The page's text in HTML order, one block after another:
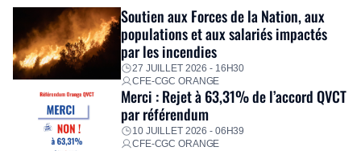
Fidèle à sa mission d’utilité sociale, le Groupe mobilise
immédiatement ses équipes afin de proposer un diagnostic
personnalisé, des aides financières pour faire face aux
premières dépenses, […]
Soutien aux Forces de la Nation, aux
populations et aux salariés impactés
par les incendies
27 JUILLET 2026 - 16H30
CFE-CGC ORANGE
Merci : Rejet à 63,31% de l’accord QVCT
par référendum
10 JUILLET 2026 - 06H39
CFE-CGC ORANGE